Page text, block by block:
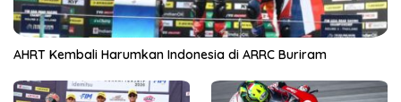
AHRT Kembali Harumkan Indonesia di ARRC Buriram